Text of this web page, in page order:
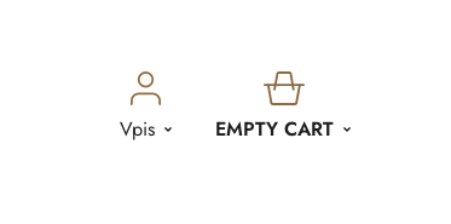
Vpis
SHOPPING
EMPTY CART